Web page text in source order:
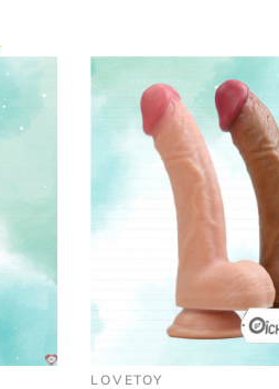
Dương vật đa năng
đa năng rung thụt hình quả
năng , Đồ chơi cho nữ
cảm điểm G , giúp phái nữ
LOVETOY